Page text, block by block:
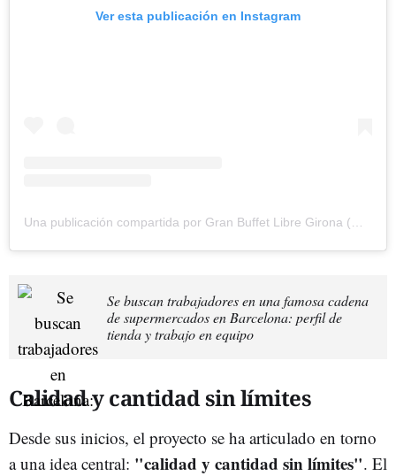
Ver esta publicación en Instagram
Se buscan trabajadores en una famosa cadena
de supermercados en Barcelona: perfil de
tienda y trabajo en equipo
Calidad y cantidad sin límites
Desde sus inicios, el proyecto se ha articulado en torno
a una idea central: "calidad y cantidad sin límites". El